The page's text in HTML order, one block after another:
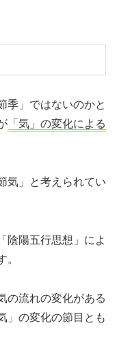
季」ではないのかと
「気」の変化による
気」と考えられてい
陰陽五行思想」によ
。
の流れの変化がある
」の変化の節目とも